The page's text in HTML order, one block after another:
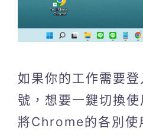
如果你的工作需要
號，想要一鍵切換
將Chrome的各別使